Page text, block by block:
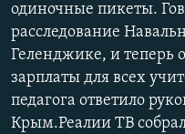
одиночные пикеты.
расследование
Геленджике, и теперь
зарплаты для всех
педагога ответило
Крым.Реалии ТВ